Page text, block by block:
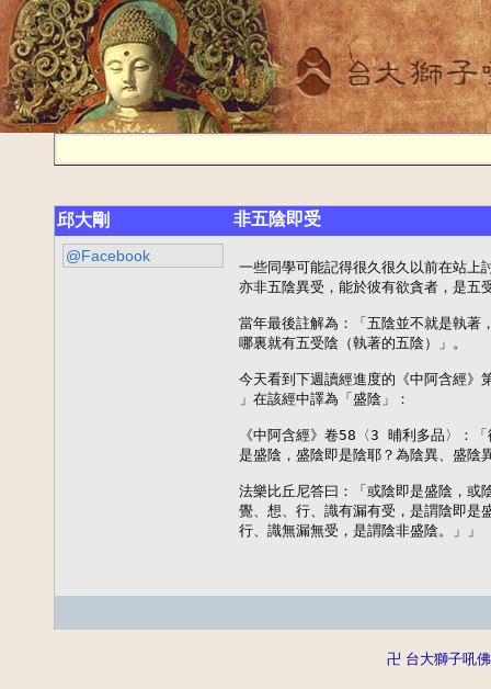
邱大剛 非五陰即受
@Facebook
一些同學可能記得很久很久以前在站上
亦非五陰異受，能於彼有欲貪者，是五
當年最後註解為：「五陰並不就是執著
哪裏就有五受陰（執著的五陰）」。
今天看到下週讀經進度的《中阿含經》
」在該經中譯為「盛陰」：
《中阿含經》卷58〈3 晡利多品〉：
是盛陰，盛陰即是陰耶？為陰異、盛陰
法樂比丘尼答曰：「或陰即是盛陰，或
覺、想、行、識有漏有受，是謂陰即是
行、識無漏無受，是謂陰非盛陰。」」
卍 台大獅子吼